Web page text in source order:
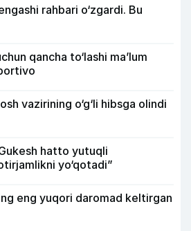
rahbari o‘zgardi. Bu
qancha to‘lashi ma’lum
vazirining o‘g‘li hibsga olindi
hatto yutuqli
yo‘qotadi”
eng yuqori daromad keltirgan